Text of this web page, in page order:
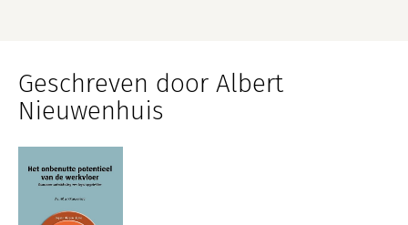
Geschreven door Albert
Nieuwenhuis